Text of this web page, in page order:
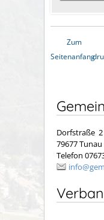
Zum
Seitenanfang
Dorfstraße 2
79677 Tunau
Telefon